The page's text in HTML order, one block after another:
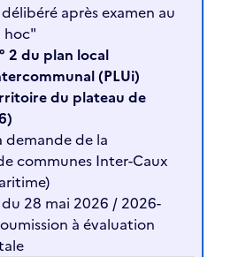
après examen au
hoc"
2 du plan local
(PLUi)
du plateau de
demande de la
communes Inter-Caux
28 mai 2026 / 2026-
à évaluation